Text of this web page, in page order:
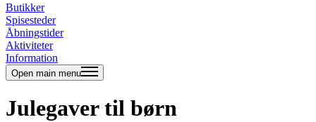
Butikker
Spisesteder
Åbningstider
Aktiviteter
Information
Open main menu
Julegaver til børn